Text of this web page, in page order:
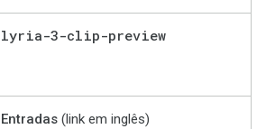
lyria-3-clip-preview
Entradas (link em inglês)